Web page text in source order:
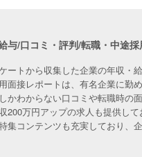
与/口コミ・評判/転職・中途
ートから収集した企業の年収・
面接レポートは、有名企業に勤
かわからない口コミや転職時の
200万円アップの求人も提供し
集コンテンツも充実しており